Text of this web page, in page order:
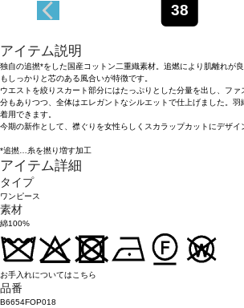
38
アイテム説明
独自の追撚*をした国産コットン二重織素材。追燃により肌離れが
もしっかりと芯のある風合いが特徴です。
ウエストを絞りスカート部分にはたっぷりとした分量を出し、フ
分もありつつ、全体はエレガントなシルエットで仕上げました。
着用できます。
今期の新作として、襟ぐりを女性らしくスカラップカットにデザイ
*追撚…糸を撚り増す加工
アイテム詳細
タイプ
ワンピース
素材
綿100%
お手入れについてはこちら
品番
B6654FOP018